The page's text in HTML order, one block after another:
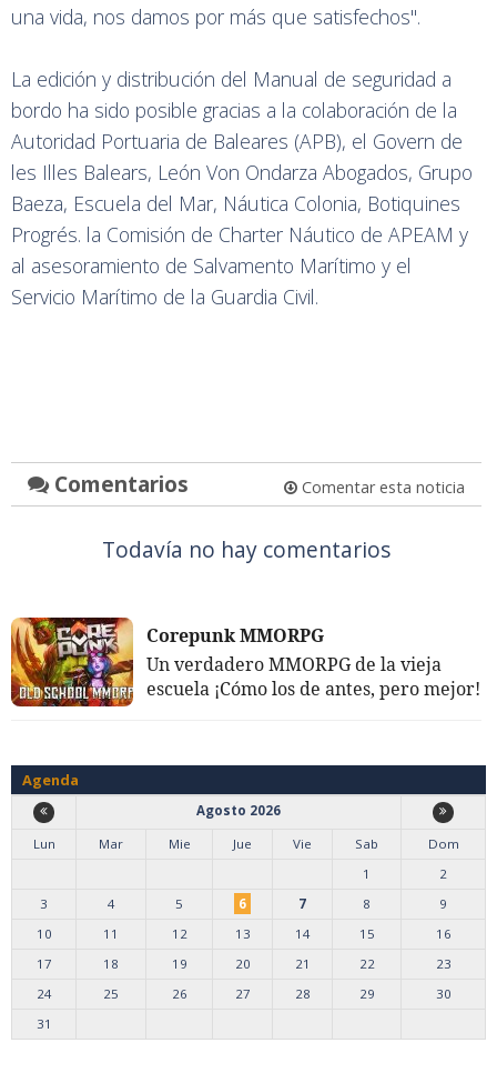
una vida, nos damos por más que satisfechos".
La edición y distribución del Manual de seguridad a
bordo ha sido posible gracias a la colaboración de la
Autoridad Portuaria de Baleares (APB), el Govern de
les Illes Balears, León Von Ondarza Abogados, Grupo
Baeza, Escuela del Mar, Náutica Colonia, Botiquines
Progrés. la Comisión de Charter Náutico de APEAM y
al asesoramiento de Salvamento Marítimo y el
Servicio Marítimo de la Guardia Civil.
Comentarios Comentar esta noticia
Todavía no hay comentarios
Corepunk MMORPG
Un verdadero MMORPG de la vieja
escuela ¡Cómo los de antes, pero mejor!
Agenda
Agosto 2026
Lun
Mar Mie Jue Vie Sab
Dom
1
2
3
4 5 6 7 8
9
10
11 12 13 14 15
16
17
18 19 20 21 22
23
24
25 26 27 28 29
30
31